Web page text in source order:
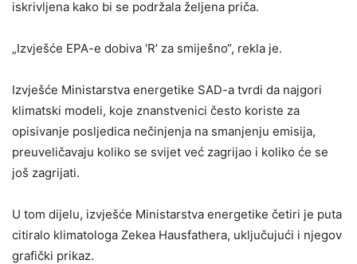
iskrivljena kako bi se podržala željena priča.
„Izvješće EPA-e dobiva ‘R’ za smiješno“, rekla je.
Izvješće Ministarstva energetike SAD-a tvrdi da najgori
klimatski modeli, koje znanstvenici često koriste za
opisivanje posljedica nečinjenja na smanjenju emisija,
preuveličavaju koliko se svijet već zagrijao i koliko će se
još zagrijati.
U tom dijelu, izvješće Ministarstva energetike četiri je puta
citiralo klimatologa Zekea Hausfathera, uključujući i njegov
grafički prikaz.